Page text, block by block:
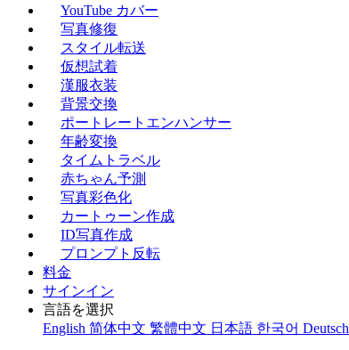
YouTube カバー
写真修復
スタイル転送
仮想試着
漢服衣装
背景交換
ポートレートエンハンサー
年齢変換
タイムトラベル
赤ちゃん予測
写真彩色化
カートゥーン作成
ID写真作成
プロンプト反転
料金
サインイン
言語を選択
English 简体中文 繁體中文 日本語 한국어 Deutsch